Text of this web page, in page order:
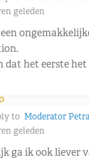
geleden
dat het eerste het
to Moderator Petra
geleden
ga ik ook liever